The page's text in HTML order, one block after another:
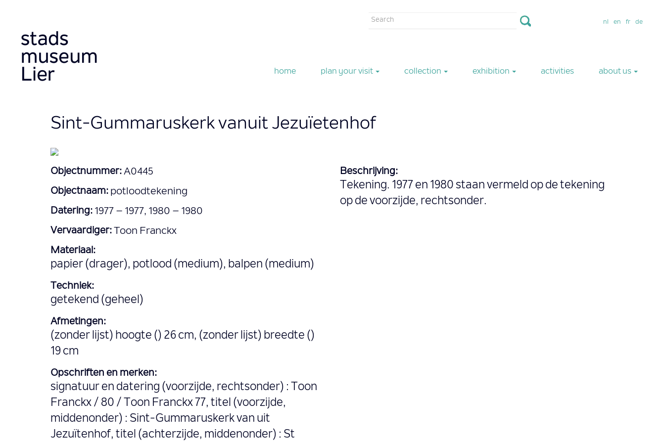
Search
nl en fr de
home plan your visit collection exhibition activities about us
Sint-Gummaruskerk vanuit Jezuïetenhof
Objectnummer: A0445
Objectnaam: potloodtekening
Datering: 1977 – 1977, 1980 – 1980
Vervaardiger: Toon Franckx
Materiaal:
papier (drager), potlood (medium), balpen (medium)
Techniek:
getekend (geheel)
Afmetingen:
(zonder lijst) hoogte () 26 cm, (zonder lijst) breedte ()
19 cm
Opschriften en merken:
signatuur en datering (voorzijde, rechtsonder) : Toon
Franckx / 80 / Toon Franckx 77, titel (voorzijde,
middenonder) : Sint-Gummaruskerk van uit
Jezuïtenhof, titel (achterzijde, middenonder) : St
Beschrijving:
Tekening. 1977 en 1980 staan vermeld op de tekening
op de voorzijde, rechtsonder.